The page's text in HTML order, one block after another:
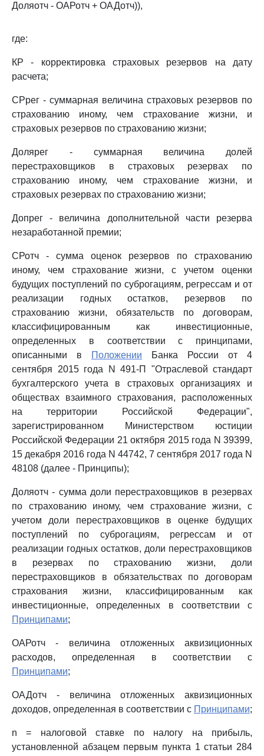
Доляотч - ОАРотч + ОАДотч)),
где:
КР - корректировка страховых резервов на дату
расчета;
СРрег - суммарная величина страховых резервов по
страхованию иному, чем страхование жизни, и
страховых резервов по страхованию жизни;
Долярег - суммарная величина долей
перестраховщиков в страховых резервах по
страхованию иному, чем страхование жизни, и
страховых резервах по страхованию жизни;
Допрег - величина дополнительной части резерва
незаработанной премии;
СРотч - сумма оценок резервов по страхованию
иному, чем страхование жизни, с учетом оценки
будущих поступлений по суброгациям, регрессам и от
реализации годных остатков, резервов по
страхованию жизни, обязательств по договорам,
классифицированным как инвестиционные,
определенных в соответствии с принципами,
описанными в
Положении Банка России от 4
сентября 2015 года N 491-П "Отраслевой стандарт
бухгалтерского учета в страховых организациях и
обществах взаимного страхования, расположенных
на территории Российской Федерации",
зарегистрированном Министерством юстиции
Российской Федерации 21 октября 2015 года N 39399,
15 декабря 2016 года N 44742, 7 сентября 2017 года N
48108 (далее - Принципы);
Доляотч - сумма доли перестраховщиков в резервах
по страхованию иному, чем страхование жизни, с
учетом доли перестраховщиков в оценке будущих
поступлений по суброгациям, регрессам и от
реализации годных остатков, доли перестраховщиков
в резервах по страхованию жизни, доли
перестраховщиков в обязательствах по договорам
страхования жизни, классифицированным как
инвестиционные, определенных в соответствии с
Принципами;
ОАРотч - величина отложенных аквизиционных
расходов, определенная в соответствии с
Принципами;
ОАДотч - величина отложенных аквизиционных
доходов, определенная в соответствии с Принципами;
n = налоговой ставке по налогу на прибыль,
установленной абзацем первым пункта 1 статьи 284